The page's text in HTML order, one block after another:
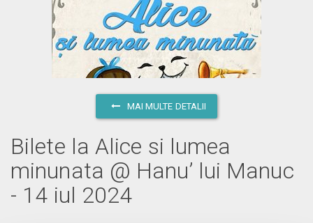
MAI MULTE DETALII
Bilete la Alice si lumea
minunata @ Hanu’ lui Manuc
- 14 iul 2024